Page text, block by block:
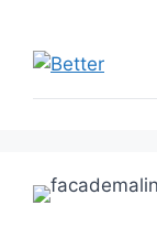
indhold